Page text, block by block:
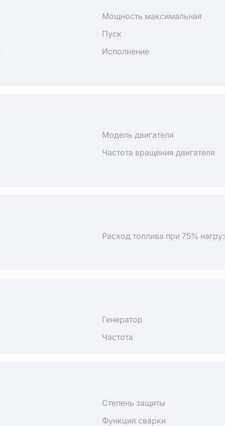
Мощность максимальная
Пуск
Исполнение
Модель двигателя
Частота вращения двигателя
Расход топлива при 75%
Генератор
Частота
Степень защиты
Функция сварки